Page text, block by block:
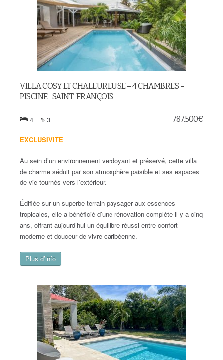
VILLA COSY ET CHALEUREUSE – 4 CHAMBRES –
PISCINE -SAINT-FRANÇOIS
4 3 787.500€
EXCLUSIVITE
Au sein d’un environnement verdoyant et préservé, cette villa
de charme séduit par son atmosphère paisible et ses espaces
de vie tournés vers l’extérieur.
Édifiée sur un superbe terrain paysager aux essences
tropicales, elle a bénéficié d’une rénovation complète il y a cinq
ans, offrant aujourd’hui un équilibre réussi entre confort
moderne et douceur de vivre caribéenne.
Plus d’info